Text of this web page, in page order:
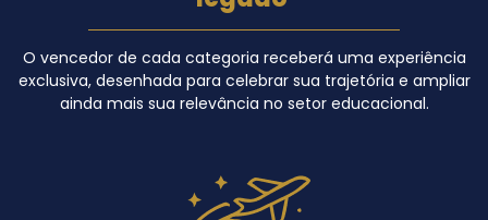
O vencedor de cada categoria receberá uma experiência
exclusiva, desenhada para celebrar sua trajetória e ampliar
ainda mais sua relevância no setor educacional.